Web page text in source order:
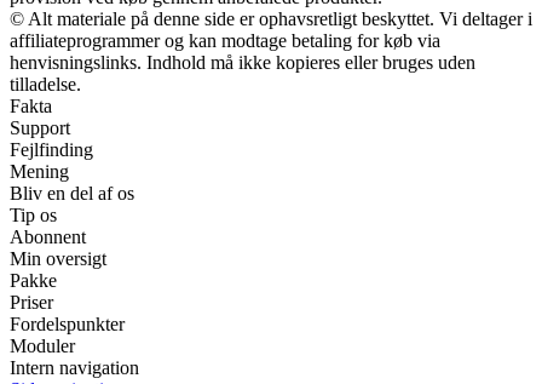
© Alt materiale på denne side er ophavsretligt beskyttet. Vi deltager i
affiliateprogrammer og kan modtage betaling for køb via
henvisningslinks. Indhold må ikke kopieres eller bruges uden
tilladelse.
Fakta
Support
Fejlfinding
Mening
Bliv en del af os
Tip os
Abonnent
Min oversigt
Pakke
Priser
Fordelspunkter
Moduler
Intern navigation